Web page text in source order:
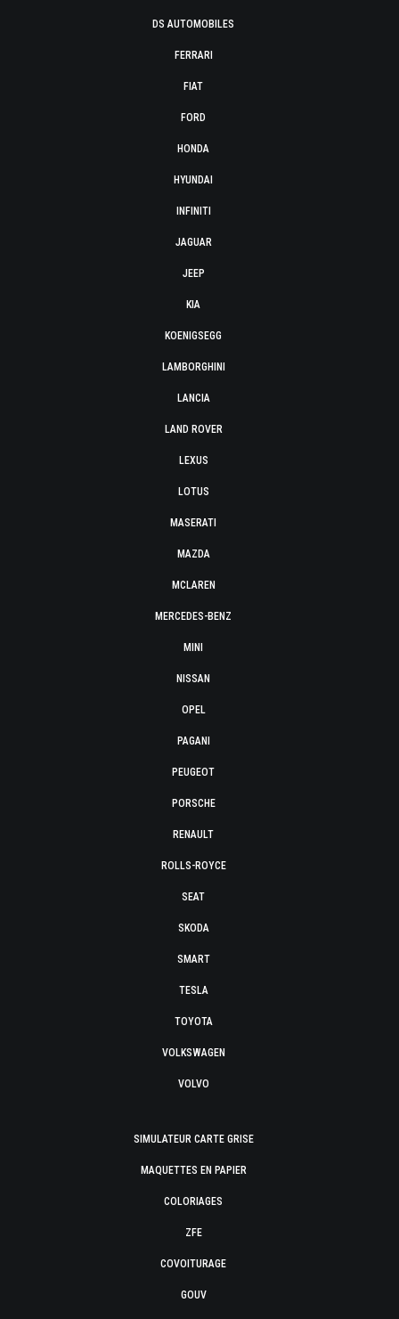
DS AUTOMOBILES
FERRARI
FIAT
FORD
HONDA
HYUNDAI
INFINITI
JAGUAR
JEEP
KIA
KOENIGSEGG
LAMBORGHINI
LANCIA
LAND ROVER
LEXUS
LOTUS
MASERATI
MAZDA
MCLAREN
MERCEDES-BENZ
MINI
NISSAN
OPEL
PAGANI
PEUGEOT
PORSCHE
RENAULT
ROLLS-ROYCE
SEAT
SKODA
SMART
TESLA
TOYOTA
VOLKSWAGEN
VOLVO
SIMULATEUR CARTE GRISE
MAQUETTES EN PAPIER
COLORIAGES
ZFE
COVOITURAGE
GOUV